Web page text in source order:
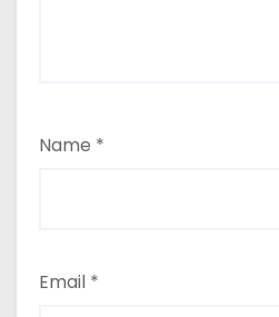
Name *
Email *